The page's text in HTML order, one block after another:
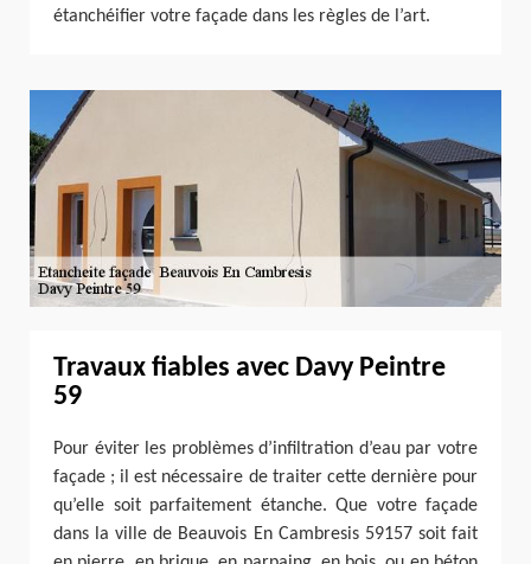
étanchéifier votre façade dans les règles de l’art.
Travaux fiables avec Davy Peintre
59
Pour éviter les problèmes d’infiltration d’eau par votre
façade ; il est nécessaire de traiter cette dernière pour
qu’elle soit parfaitement étanche. Que votre façade
dans la ville de Beauvois En Cambresis 59157 soit fait